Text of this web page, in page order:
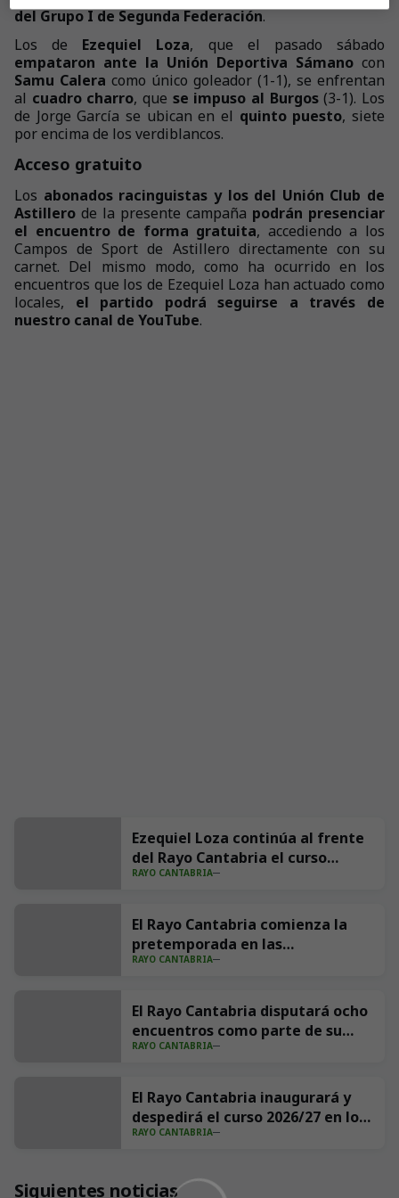
del Grupo I de Segunda Federación.
Los de Ezequiel Loza, que el pasado sábado
empataron ante la Unión Deportiva Sámano con
Samu Calera como único goleador (1-1), se enfrentan
al cuadro charro, que se impuso al Burgos(3-1). Los
de Jorge García se ubican en el quinto puesto, siete
por encima de los verdiblancos.
Acceso gratuito
Los abonados racinguistas y los del Unión Club de
Astillero de la presente campaña podrán presenciar
el encuentro de forma gratuita, accediendo a los
Campos de Sport de Astillero directamente con su
carnet. Del mismo modo, como ha ocurrido en los
encuentros que los de Ezequiel Loza han actuado como
locales, el partido podrá seguirse a través de
nuestro canal de YouTube.
Ezequiel Loza continúa al frente
del Rayo Cantabria el curso
2026/27
RAYO CANTABRIA
El Rayo Cantabria comienza la
pretemporada en las
Instalaciones Nando Yosu
RAYO CANTABRIA
El Rayo Cantabria disputará ocho
encuentros como parte de su
pretemporada
RAYO CANTABRIA
El Rayo Cantabria inaugurará y
despedirá el curso 2026/27 en los
Campos de Sport de Astillero
RAYO CANTABRIA
Siguientes noticias